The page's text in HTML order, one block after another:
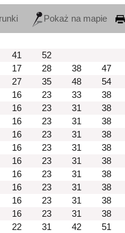
Pokaż na mapie
41
52
17 28 38 47
27 35 48
54
16 23 33 38
16 23 31 38
16 23 31 38
16 23 31 38
16 23 31 38
16 23 31 38
16 23 31 38
16 23 31 38
16 23 31 38
16 23 31 38
22 31 42
51